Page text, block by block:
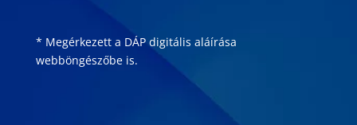
* Megérkezett a DÁP digitális aláírása
webböngészőbe is.